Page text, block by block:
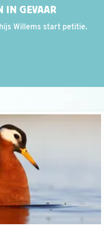
IN GEVAAR
Willems start petitie.